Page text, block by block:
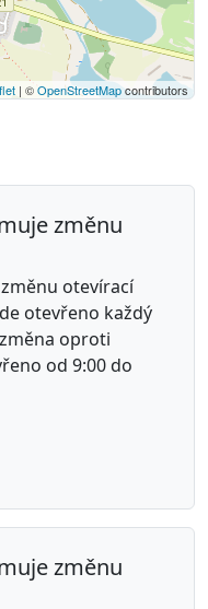
| ©OpenStreetMapcontributors
změnu
otevírací
otevřeno každý
oproti
od 9:00 do
změnu